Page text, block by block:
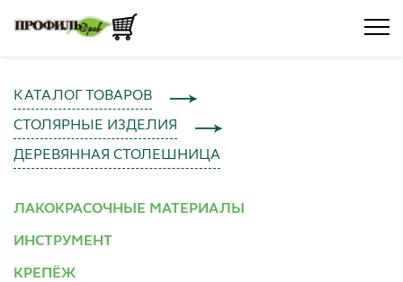
КАТАЛОГ ТОВАРОВ
СТОЛЯРНЫЕ ИЗДЕЛИЯ
ДЕРЕВЯННАЯ СТОЛЕШНИЦА
ЛАКОКРАСОЧНЫЕ МАТЕРИАЛЫ
ИНСТРУМЕНТ
КРЕПЁЖ